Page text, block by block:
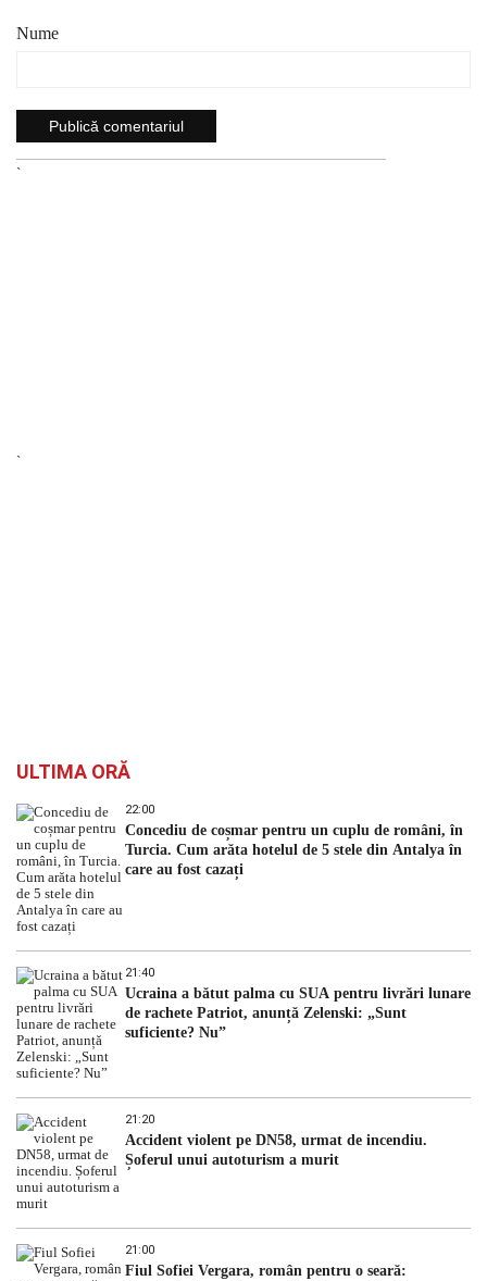
Nume
`
`
ULTIMA ORĂ
22:00
Concediu de coșmar pentru un cuplu de români, în
Turcia. Cum arăta hotelul de 5 stele din Antalya în
care au fost cazați
21:40
Ucraina a bătut palma cu SUA pentru livrări lunare
de rachete Patriot, anunță Zelenski: „Sunt
suficiente? Nu”
21:20
Accident violent pe DN58, urmat de incendiu.
Șoferul unui autoturism a murit
21:00
Fiul Sofiei Vergara, român pentru o seară: